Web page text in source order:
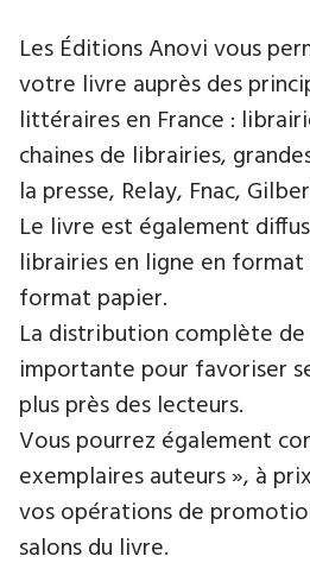
Les Éditions Anovi vous
votre livre auprès des
littéraires en France :
chaines de librairies,
la presse, Relay, Fnac,
Le livre est également
librairies en ligne en
format papier.
La distribution complète
importante pour favoriser
plus près des lecteurs.
Vous pourrez également
exemplaires auteurs », à
vos opérations de
salons du livre.